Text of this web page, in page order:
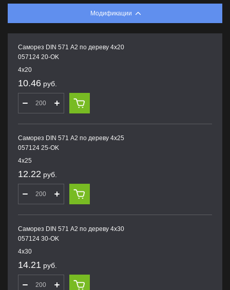
Модификации
Саморез DIN 571 А2 по дереву 4х20
057124 20-OK
4х20
10.46 руб.
Саморез DIN 571 А2 по дереву 4х25
057124 25-OK
4х25
12.22 руб.
Саморез DIN 571 А2 по дереву 4х30
057124 30-OK
4х30
14.21 руб.